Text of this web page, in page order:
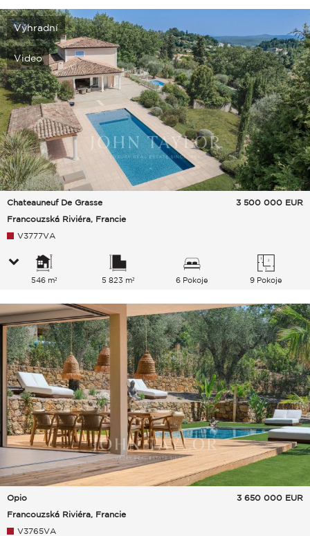
Výhradní
Video
Chateauneuf De Grasse
Francouzská Riviéra, Francie
3 500 000 EUR
V3777VA
546 m² 5 823 m² 6 Pokoje 9 Pokoje
Opio
Francouzská Riviéra, Francie
3 650 000 EUR
V3765VA